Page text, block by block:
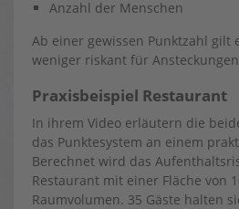
Anzahl der Menschen
Ab einer gewissen Punktzahl gilt
weniger riskant für
Praxisbeispiel Restaurant
In ihrem Video erläutern die
das Punktesystem an einem
Berechnet wird das
Restaurant mit einer Fläche von
Raumvolumen. 35 Gäste halten